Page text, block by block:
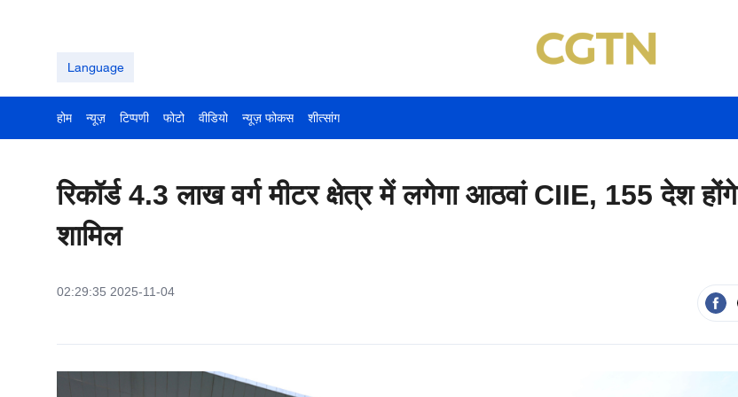
Language
होम न्यूज़ टिप्पणी फोटो वीडियो न्यूज़ फोकस शीत्सांग
रिकॉर्ड 4.3 लाख वर्ग मीटर क्षेत्र में लगेगा आठवां CIIE, 155 देश होंगे
शामिल
02:29:35 2025-11-04